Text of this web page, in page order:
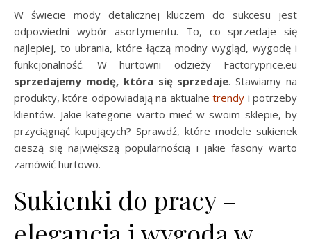
W świecie mody detalicznej kluczem do sukcesu jest
odpowiedni wybór asortymentu. To, co sprzedaje się
najlepiej, to ubrania, które łączą modny wygląd, wygodę i
funkcjonalność. W hurtowni odzieży Factoryprice.eu
sprzedajemy modę, która się sprzedaje. Stawiamy na
produkty, które odpowiadają na aktualnetrendy i potrzeby
klientów. Jakie kategorie warto mieć w swoim sklepie, by
przyciągnąć kupujących? Sprawdź, które modele sukienek
cieszą się największą popularnością i jakie fasony warto
zamówić hurtowo.
Sukienki do pracy –